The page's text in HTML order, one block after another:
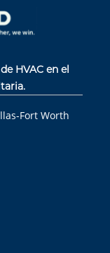
HVAC en el
Fort Worth